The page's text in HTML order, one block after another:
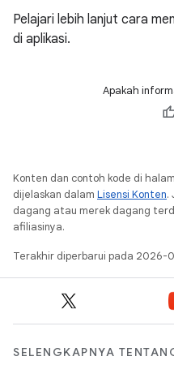
Pelajari lebih lanjut cara
di aplikasi.
Apakah
Konten dan contoh kode di
dijelaskan dalam Lisensi Konten.
dagang atau merek dagang
afiliasinya.
Terakhir diperbarui pada 2026-
SELENGKAPNYA